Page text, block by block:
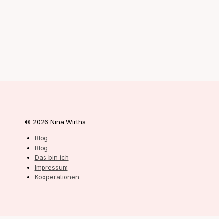
© 2026 Nina Wirths
Blog
Blog
Das bin ich
Impressum
Kooperationen